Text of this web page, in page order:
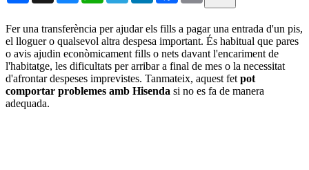
Fer una transferència per ajudar els fills a pagar una entrada d'un pis,
el lloguer o qualsevol altra despesa important. És habitual que pares
o avis ajudin econòmicament fills o nets davant l'encariment de
l'habitatge, les dificultats per arribar a final de mes o la necessitat
d'afrontar despeses imprevistes. Tanmateix, aquest fet pot
comportar problemes amb Hisenda si no es fa de manera
adequada.